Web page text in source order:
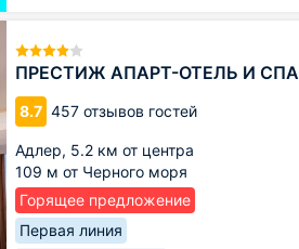
ПРЕСТИЖ АПАРТ-ОТЕЛЬ И СПА
8.7 457 отзывов гостей
Адлер, 5.2 км от центра
109 м от Черного моря
Горящее предложение
Первая линия